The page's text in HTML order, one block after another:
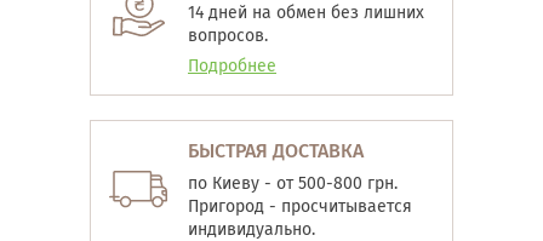
14 дней на обмен без лишних
вопросов.
Подробнее
БЫСТРАЯ ДОСТАВКА
по Киеву - от 500-800 грн.
Пригород - просчитывается
индивидуально.